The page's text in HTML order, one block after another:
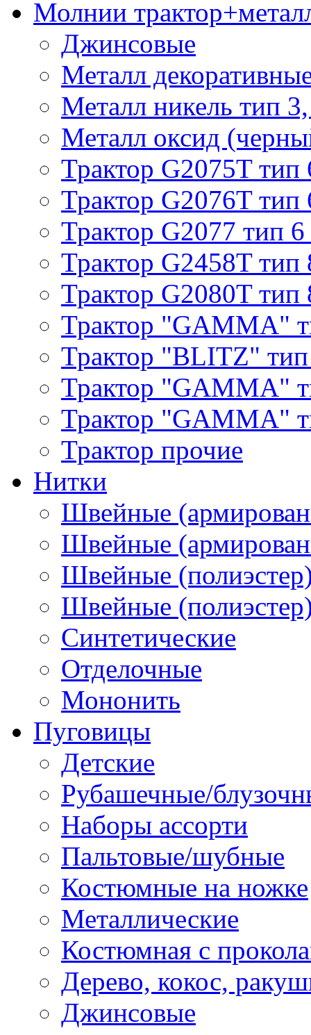
Молнии
Джинсовые
Металл
Металл никель тип
Металл оксид
Трактор G2075T тип
Трактор G2076T тип
Трактор G2077 тип 6
Трактор G2458T тип
Трактор G2080T тип
Трактор "GAMMA"
Трактор "BLITZ"
Трактор "GAMMA"
Трактор "GAMMA"
Трактор прочие
Нитки
Швейные
Швейные
Швейные
Швейные
Синтетические
Отделочные
Мононить
Пуговицы
Детские
Рубашечные/
Наборы ассорти
Пальтовые/шубные
Костюмные на ножке
Металлические
Костюмная с
Дерево, кокос,
Джинсовые